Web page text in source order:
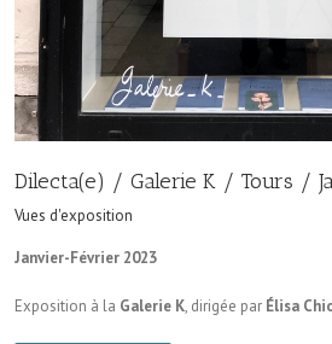
Dilecta(e) / Galerie K / Tours /
Vues d'exposition
Janvier-Février 2023
Exposition à la Galerie K, dirigée par Élisa